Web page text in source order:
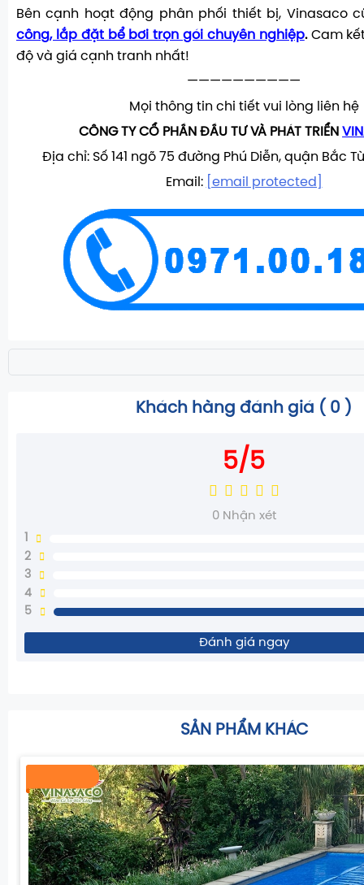
Bên cạnh hoạt động phân phối thiết bị, Vinasaco
công, lắp đặt bể bơi trọn gói chuyên nghiệp.Cam
độ và giá cạnh tranh nhất!
——————————
Mọi thông tin chi tiết vui lòng liên hệ
CÔNG TY CỔ PHẦN ĐẦU TƯ VÀ PHÁT TRIỂN
Địa chỉ: Số 141 ngõ 75 đường Phú Diễn, quận Bắc
Email:
[email protected]
Khách hàng đánh giá ( 0 )
5/5
0 Nhận xét
1
2
3
4
5
Đánh giá ngay
SẢN PHẨM KHÁC